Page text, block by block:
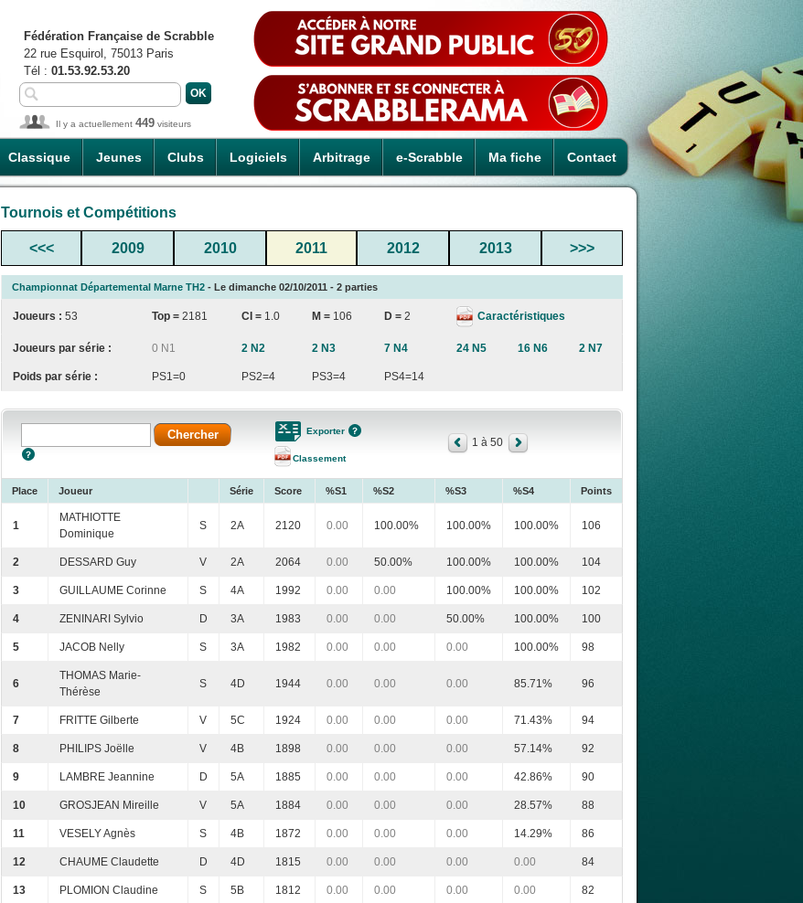
Classique Jeunes Clubs Logiciels Arbitrage e-Scrabble Ma fiche Contact
Fédération Française de Scrabble
22 rue Esquirol, 75013 Paris
Tél : 01.53.92.53.20
Il y a actuellement 449 visiteurs
Tournois et Compétitions
<<< 2009 2010 2011 2012 2013 >>>
Championnat Départemental Marne TH2 - Le dimanche 02/10/2011 - 2 parties
Joueurs : 53 Top = 2181 CI = 1.0 M = 106 D = 2 Caractéristiques
Joueurs par série : 0 N1 2 N2 2 N3 7 N4 24 N5 16 N6 2 N7
Poids par série : PS1=0 PS2=4 PS3=4 PS4=14
Exporter
Classement
1 à 50
Place Joueur Série Score %S1 %S2 %S3 %S4 Points
1
MATHIOTTE
Dominique
S 2A 2120 0.00 100.00% 100.00% 100.00% 106
2 DESSARD Guy V 2A 2064 0.00 50.00% 100.00% 100.00% 104
3 GUILLAUME Corinne S 4A 1992 0.00 0.00 100.00% 100.00% 102
4 ZENINARI Sylvio D 3A 1983 0.00 0.00 50.00% 100.00% 100
5 JACOB Nelly S 3A 1982 0.00 0.00 0.00 100.00% 98
6
THOMAS Marie-
Thérèse
S 4D 1944 0.00 0.00 0.00 85.71% 96
7 FRITTE Gilberte V 5C 1924 0.00 0.00 0.00 71.43% 94
8 PHILIPS Joëlle V 4B 1898 0.00 0.00 0.00 57.14% 92
9 LAMBRE Jeannine D 5A 1885 0.00 0.00 0.00 42.86% 90
10 GROSJEAN Mireille V 5A 1884 0.00 0.00 0.00 28.57% 88
11 VESELY Agnès S 4B 1872 0.00 0.00 0.00 14.29% 86
12 CHAUME Claudette D 4D 1815 0.00 0.00 0.00 0.00 84
13 PLOMION Claudine S 5B 1812 0.00 0.00 0.00 0.00 82